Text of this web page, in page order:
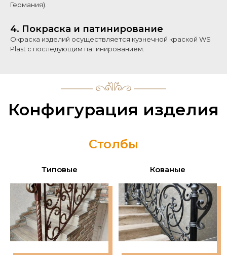
Германия).
4. Покраска и патинирование
Окраска изделий осуществляется кузнечной краской WS
Plast с последующим патинированием.
Конфигурация изделия
Столбы
Типовые Кованые